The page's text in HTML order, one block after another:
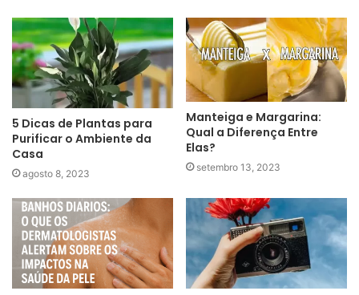
5 Dicas de Plantas para
Purificar o Ambiente da
Casa
agosto 8, 2023
Manteiga e Margarina:
Qual a Diferença Entre
Elas?
setembro 13, 2023